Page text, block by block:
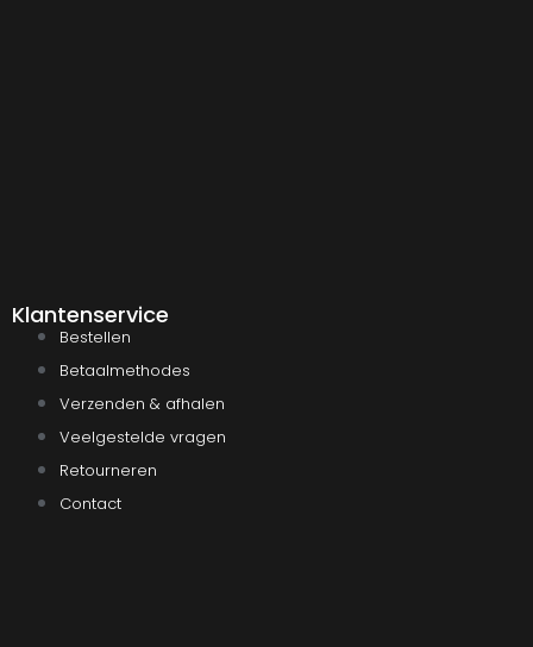
Klantenservice
Bestellen
Betaalmethodes
Verzenden & afhalen
Veelgestelde vragen
Retourneren
Contact